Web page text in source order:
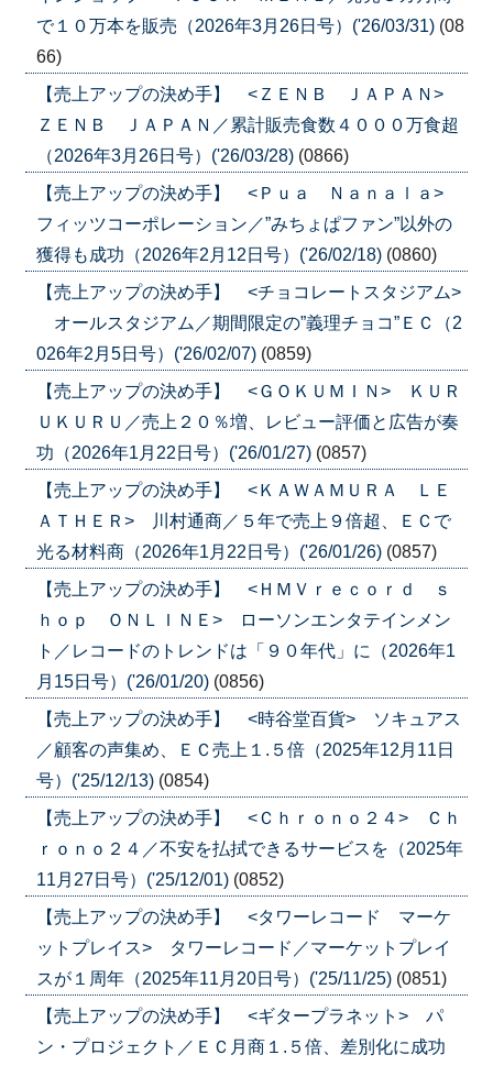
で１０万本を販売（2026年3月26日号）('26/03/31) (08
66)
【売上アップの決め手】 <ＺＥＮＢ ＪＡＰＡＮ>
ＺＥＮＢ ＪＡＰＡＮ／累計販売食数４０００万食超
（2026年3月26日号）('26/03/28) (0866)
【売上アップの決め手】 <Ｐｕａ Ｎａｎａｌａ>
フィッツコーポレーション／”みちょぱファン”以外の
獲得も成功（2026年2月12日号）('26/02/18) (0860)
【売上アップの決め手】 <チョコレートスタジアム>
オールスタジアム／期間限定の”義理チョコ”ＥＣ（2
026年2月5日号）('26/02/07) (0859)
【売上アップの決め手】 <ＧＯＫＵＭＩＮ> ＫＵＲ
ＵＫＵＲＵ／売上２０％増、レビュー評価と広告が奏
功（2026年1月22日号）('26/01/27) (0857)
【売上アップの決め手】 <ＫＡＷＡＭＵＲＡ ＬＥ
ＡＴＨＥＲ> 川村通商／５年で売上９倍超、ＥＣで
光る材料商（2026年1月22日号）('26/01/26) (0857)
【売上アップの決め手】 <ＨＭＶｒｅｃｏｒｄ ｓ
ｈｏｐ ＯＮＬＩＮＥ> ローソンエンタテインメン
ト／レコードのトレンドは「９０年代」に（2026年1
月15日号）('26/01/20) (0856)
【売上アップの決め手】 <時谷堂百貨> ソキュアス
／顧客の声集め、ＥＣ売上１.５倍（2025年12月11日
号）('25/12/13) (0854)
【売上アップの決め手】 <Ｃｈｒｏｎｏ２４> Ｃｈ
ｒｏｎｏ２４／不安を払拭できるサービスを（2025年
11月27日号）('25/12/01) (0852)
【売上アップの決め手】 <タワーレコード マーケ
ットプレイス> タワーレコード／マーケットプレイ
スが１周年（2025年11月20日号）('25/11/25) (0851)
【売上アップの決め手】 <ギタープラネット> パ
ン・プロジェクト／ＥＣ月商１.５倍、差別化に成功